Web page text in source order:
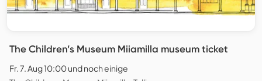
The Children’s Museum Miiamilla museum ticket
Fr. 7. Aug 10:00 und noch einige